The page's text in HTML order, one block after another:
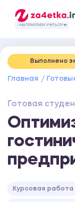
- МЫ ПОМОГАЕМ УЧИТЬСЯ ❤️
Выполнено
Главная
Готовая
Курсовая работа